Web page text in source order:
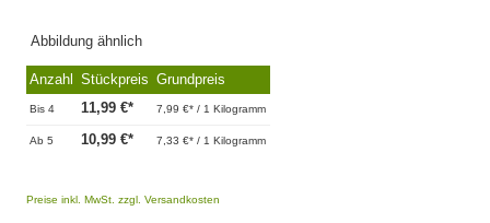
Abbildung ähnlich
Anzahl Stückpreis Grundpreis
Bis4 11,99 €* 7,99 €* / 1 Kilogramm
Ab5 10,99 €* 7,33 €* / 1 Kilogramm
Preise inkl. MwSt. zzgl. Versandkosten